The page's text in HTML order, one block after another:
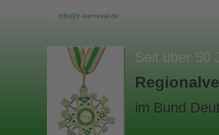
info@lr-karneval.de
Seit über 50
im Bund